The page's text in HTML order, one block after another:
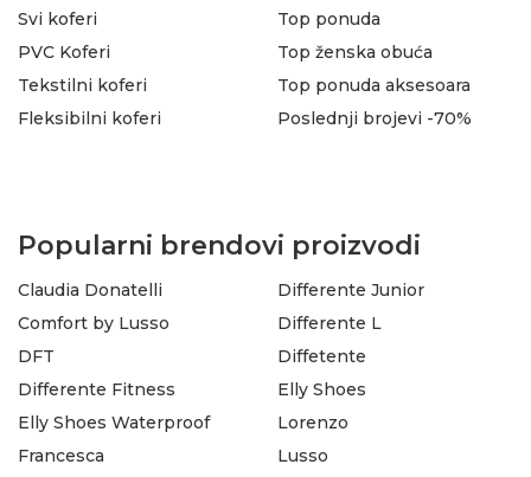
Svi koferi
PVC Koferi
Tekstilni koferi
Fleksibilni koferi
Top ponuda
Top ženska obuća
Top ponuda aksesoara
Poslednji brojevi -70%
Popularni brendovi proizvodi
Claudia Donatelli
Comfort by Lusso
DFT
Differente Fitness
Differente Junior
Differente L
Diffetente
Elly Shoes
Elly Shoes Waterproof
Francesca
Lorenzo
Lusso